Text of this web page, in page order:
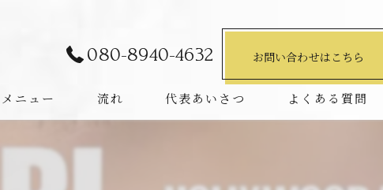
080-8940-4632 お問い合わせはこちら
メニュー 流れ 代表あいさつ よくある質問